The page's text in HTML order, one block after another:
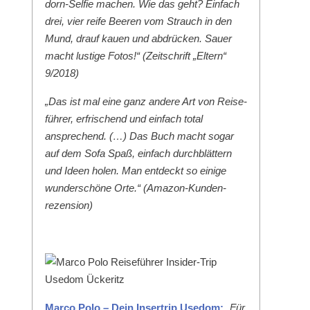
dorn-Self­ie machen. Wie das geht? Ein­fach
drei, vier reife Beeren vom Strauch in den
Mund, drauf kauen und abdrück­en. Sauer
macht lustige Fotos!“ (Zeitschrift „Eltern“
9/2018)
„Das ist mal eine ganz andere Art von Reise­
führer, erfrischend und ein­fach total
ansprechend. (…) Das Buch macht sog­ar
auf dem Sofa Spaß, ein­fach durch­blät­tern
und Ideen holen. Man ent­deckt so einige
wun­der­schöne Orte.“ (Ama­zon-Kun­den­
rezen­sion)
Mar­co Polo – Dein Inser­trip Use­dom: „Für